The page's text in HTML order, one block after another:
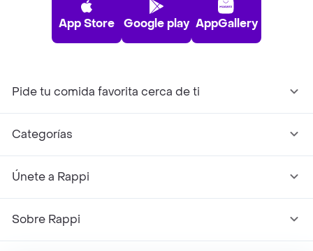
App Store Google play AppGallery
Pide tu comida favorita cerca de ti
Categorías
Únete a Rappi
Sobre Rappi